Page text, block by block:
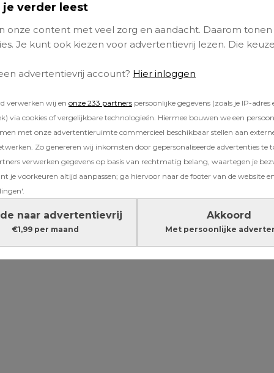
je verder leest
onze content met veel zorg en aandacht. Daarom tonen
Je kunt ook kiezen voor advertentievrij lezen. Die
advertentievrij account? Hier inloggen
verwerken wij en onze 233 partners persoonlijke gegevens (zoals je IP-adres
via cookies of vergelijkbare technologieën. Hiermee bouwen we een
met onze advertentieruimte commercieel beschikbaar stellen aan
Zo genereren wij inkomsten door gepersonaliseerde advertenties te
verwerken gegevens op basis van rechtmatig belang, waartegen je
je voorkeuren altijd aanpassen; ga hiervoor naar de footer van de website
naar advertentievrij
€1,99 per maand
Akkoord
Met persoonlijke
per week?! Tien graden?! Ja daaag!” is
voorstelt om, bij wijze van experiment, een
’s ochtends. “Ik ben gekke Henkie niet”,
in mijn binnenste. “Nee, mij krijg je niet
Lees verder onder de advertentie